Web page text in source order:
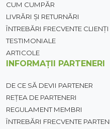
CUM CUMPĂR
LIVRĂRI ȘI RETURNĂRI
ÎNTREBĂRI FRECVENTE CLIENȚI
TESTIMONIALE
ARTICOLE
INFORMAȚII PARTENERI
DE CE SĂ DEVII PARTENER
REȚEA DE PARTENERI
REGULAMENT MEMBRI
ÎNTREBĂRI FRECVENTE